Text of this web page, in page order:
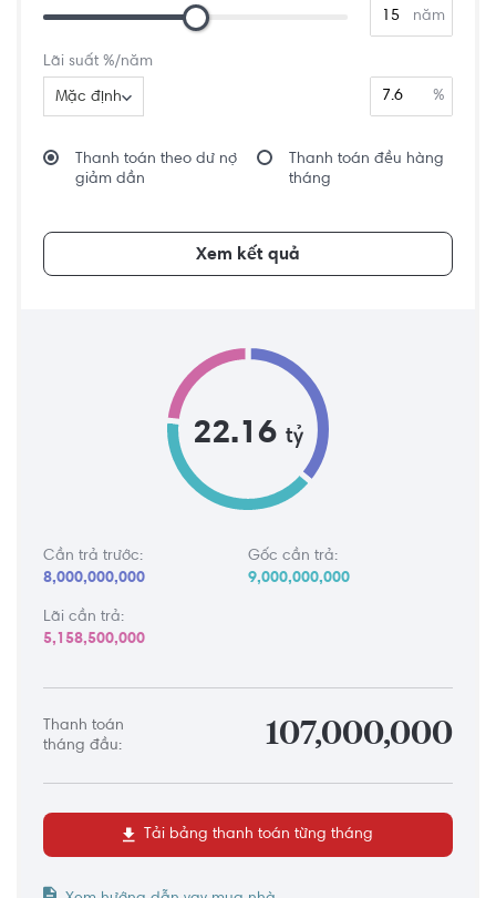
năm
Lãi suất %/năm
Mặc định %
Thanh toán theo dư nợ
giảm dần
Thanh toán đều hàng
tháng
Xem kết quả
22.16 tỷ
Cần trả trước:
8,000,000,000
Gốc cần trả:
9,000,000,000
Lãi cần trả:
5,158,500,000
Thanh toán
tháng đầu:
107,000,000
Tải bảng thanh toán từng tháng